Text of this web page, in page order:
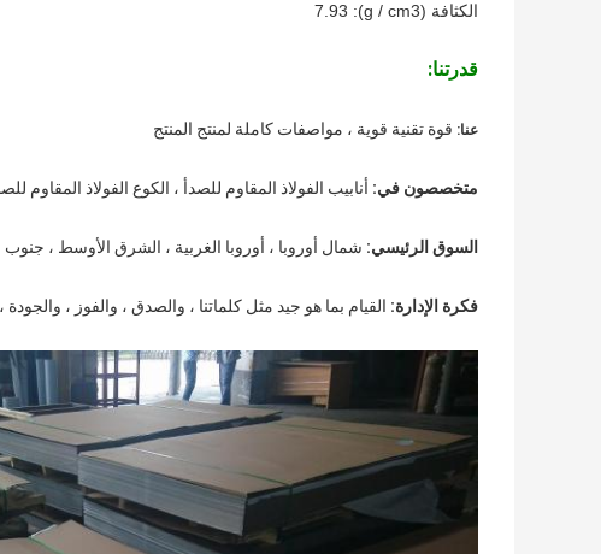
الكثافة (g / cm3): 7.93
قدرتنا:
عنا: قوة تقنية قوية ، مواصفات كاملة لمنتج المنتج
متخصصون في: أنابيب الفولاذ المقاوم للصدأ ، الكوع الفولاذ المقاوم
السوق الرئيسي: شمال أوروبا ، أوروبا الغربية ، الشرق الأوسط ، جنوب
فكرة الإدارة: القيام بما هو جيد مثل كلماتنا ، والصدق ، والفوز ، والجودة